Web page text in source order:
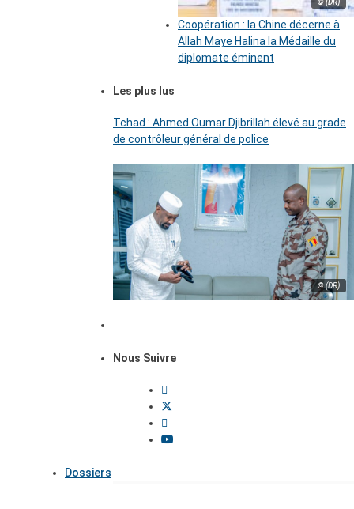
© (DR)
Coopération : la Chine décerne à
Allah Maye Halina la Médaille du
diplomate éminent
Les plus lus
Tchad : Ahmed Oumar Djibrillah élevé au grade
de contrôleur général de police
© (DR)
Nous Suivre
Dossiers